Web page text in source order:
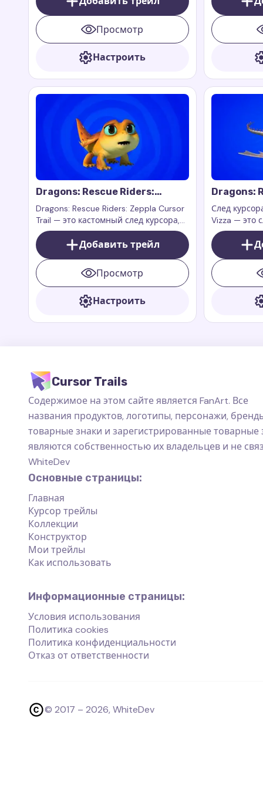
Riders.
Просмотр
Настроить
Riders.
Dragons: Rescue Riders:
Zeppla Cursor Trail
Dragons: Rescue Riders: Zeppla Cursor
Trail — это кастомный след курсора,
вдохновленный персонажем
Зепплой из шоу Dragons: Rescue
Riders. Зеппла — это маленький,
быстрый и смелый дракон, который
всегда готов помочь своим друзьям.
Добавить трейл
Просмотр
Настроить
Dragons:
Cursor
След
Vizza — это
из
Rescue
Cursor Trails
Содержимое на этом сайте является FanArt. Все
названия продуктов, логотипы, персонажи,
товарные знаки и зарегистрированные товарные
являются собственностью их владельцев и не
WhiteDev
Основные страницы:
Главная
Курсор трейлы
Коллекции
Конструктор
Мои трейлы
Как использовать
Информационные страницы:
Условия использования
Политика cookies
Политика конфиденциальности
Отказ от ответственности
© 2017 – 2026, WhiteDev